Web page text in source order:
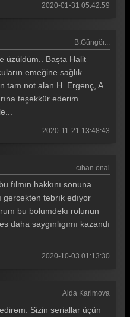
2020-01-31 05:42:59
B.Güngör...
üzüldüm.. Başta Halit
emeğine sağlık...
tam not alan H. Ergenç, A.
teşekkür ederim...
2020-11-21 13:48:43
cihan önal
fılmın hakkını sonuna
gercekten tebrık edıyor
bu bolumdekı rolunun
daha saygınlıgımı kazandı
2020-10-03 01:13:30
Aida Karimova
Sizin seriallar üçün